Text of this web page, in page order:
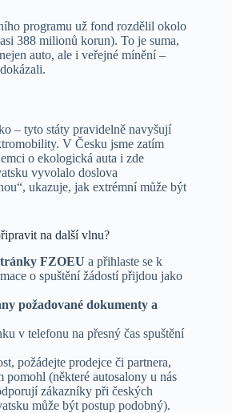
programu už fond rozdělil okolo
388 milionů korun). To je suma,
auto, ale i veřejné mínění –
– tyto státy pravidelně navyšují
V Česku jsme zatím
o ekologická auta i zde
vyvolalo doslova
ukazuje, jak extrémní může být
na další vlnu?
FZOEU a přihlaste se k
o spuštění žádostí přijdou jako
požadované dokumenty a
v telefonu na přesný čas spuštění
požádejte prodejce či partnera,
pomohl (některé autosalony u nás
zákazníky při českých
může být postup podobný).